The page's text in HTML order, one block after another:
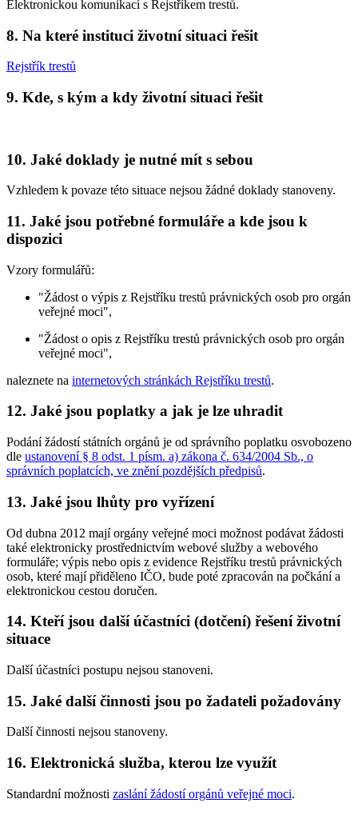
Elektronickou komunikací s Rejstříkem trestů.
8. Na které instituci životní situaci řešit
Rejstřík trestů
9. Kde, s kým a kdy životní situaci řešit
10. Jaké doklady je nutné mít s sebou
Vzhledem k povaze této situace nejsou žádné doklady stanoveny.
11. Jaké jsou potřebné formuláře a kde jsou k
dispozici
Vzory formulářů:
"Žádost o výpis z Rejstříku trestů právnických osob pro orgán
veřejné moci",
"Žádost o opis z Rejstříku trestů právnických osob pro orgán
veřejné moci",
naleznete na internetových stránkách Rejstříku trestů.
12. Jaké jsou poplatky a jak je lze uhradit
Podání žádostí státních orgánů je od správního poplatku osvobozeno
dle ustanovení § 8 odst. 1 písm. a) zákona č. 634/2004 Sb., o
správních poplatcích, ve znění pozdějších předpisů.
13. Jaké jsou lhůty pro vyřízení
Od dubna 2012 mají orgány veřejné moci možnost podávat žádosti
také elektronicky prostřednictvím webové služby a webového
formuláře; výpis nebo opis z evidence Rejstříku trestů právnických
osob, které mají přiděleno IČO, bude poté zpracován na počkání a
elektronickou cestou doručen.
14. Kteří jsou další účastníci (dotčení) řešení životní
situace
Další účastníci postupu nejsou stanoveni.
15. Jaké další činnosti jsou po žadateli požadovány
Další činnosti nejsou stanoveny.
16. Elektronická služba, kterou lze využít
Standardní možnosti zaslání žádostí orgánů veřejné moci.